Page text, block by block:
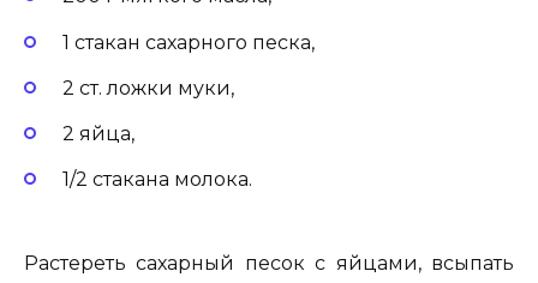
1 стакан сахарного песка,
2 ст. ложки муки,
2 яйца,
1/2 стакана молока.
Растереть сахарный песок с яйцами, всыпать